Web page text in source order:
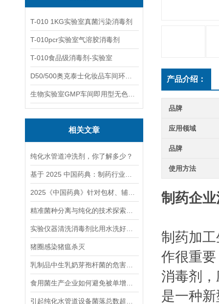
T-010 1KG实验室真菌污染消毒剂
T-010pcr实验室气溶胶消毒剂
T-010食品级消毒剂-实验室
相关文章
纯化水管道冲洗剂，你了解多少？
猪圈感染猪瘟杀灭
产品介绍：
品牌
应用领域
品牌
使用方法
制药企
制药加
作很重
消毒剂
是一种